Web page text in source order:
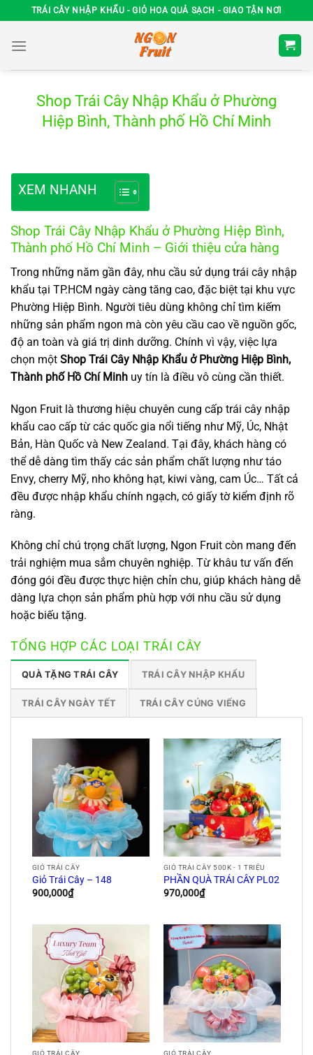
Chuyển
đến
nội
TRÁI CÂY NHẬP KHẨU - GIỎ HOA QUẢ SẠCH - GIAO TẬN NƠI
Shop Trái Cây Nhập Khẩu ở Phường
Hiệp Bình, Thành phố Hồ Chí Minh
XEM NHANH
Shop Trái Cây Nhập Khẩu ở Phường Hiệp Bình,
Thành phố Hồ Chí Minh – Giới thiệu cửa hàng
Trong những năm gần đây, nhu cầu sử dụng trái cây nhập
khẩu tại TP.HCM ngày càng tăng cao, đặc biệt tại khu vực
Phường Hiệp Bình. Người tiêu dùng không chỉ tìm kiếm
những sản phẩm ngon mà còn yêu cầu cao về nguồn gốc,
độ an toàn và giá trị dinh dưỡng. Chính vì vậy, việc lựa
chọn một Shop Trái Cây Nhập Khẩu ở Phường Hiệp Bình,
Thành phố Hồ Chí Minh uy tín là điều vô cùng cần thiết.
Ngon Fruit là thương hiệu chuyên cung cấp trái cây nhập
khẩu cao cấp từ các quốc gia nổi tiếng như Mỹ, Úc, Nhật
Bản, Hàn Quốc và New Zealand. Tại đây, khách hàng có
thể dễ dàng tìm thấy các sản phẩm chất lượng như táo
Envy, cherry Mỹ, nho không hạt, kiwi vàng, cam Úc… Tất cả
đều được nhập khẩu chính ngạch, có giấy tờ kiểm định rõ
ràng.
Không chỉ chú trọng chất lượng, Ngon Fruit còn mang đến
trải nghiệm mua sắm chuyên nghiệp. Từ khâu tư vấn đến
đóng gói đều được thực hiện chỉn chu, giúp khách hàng dễ
dàng lựa chọn sản phẩm phù hợp với nhu cầu sử dụng
hoặc biếu tặng.
TỔNG HỢP CÁC LOẠI TRÁI CÂY
QUÀ TẶNG TRÁI CÂY TRÁI CÂY NHẬP KHẨU
TRÁI CÂY NGÀY TẾT TRÁI CÂY CÚNG VIẾNG
GIỎ TRÁI CÂY
Giỏ Trái Cây – 148
900,000₫
GIỎ TRÁI CÂY 500K - 1 TRIỆU
PHẦN QUÀ TRÁI CÂY PL02
970,000₫